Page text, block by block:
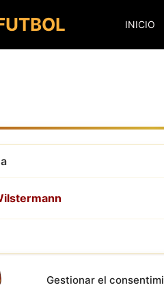
Gestionar el
INICIO